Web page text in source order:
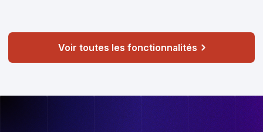
Voir toutes les fonctionnalités